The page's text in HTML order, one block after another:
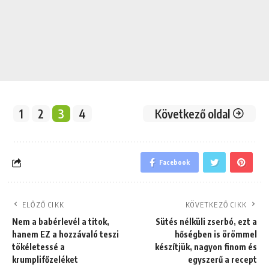
1 2 3 4 Következő oldal
Facebook
ELŐZŐ CIKK
Nem a babérlevél a titok,
hanem EZ a hozzávaló teszi
tökéletessé a
krumplifőzeléket
KÖVETKEZŐ CIKK
Sütés nélküli zserbó, ezt a
hőségben is örömmel
készítjük, nagyon finom és
egyszerű a recept